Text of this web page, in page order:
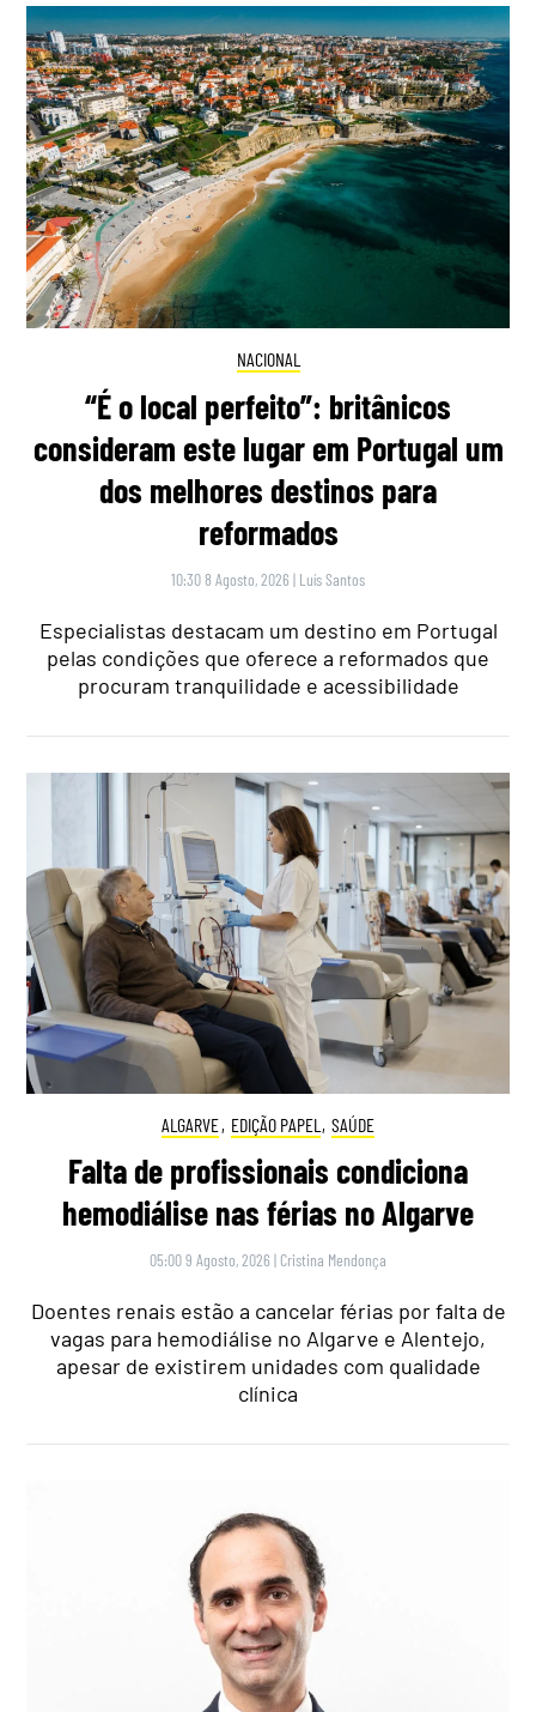
NACIONAL
“É o local perfeito”: britânicos
consideram este lugar em Portugal um
dos melhores destinos para
reformados
10:30 8 Agosto, 2026 | Luís Santos
Especialistas destacam um destino em Portugal
pelas condições que oferece a reformados que
procuram tranquilidade e acessibilidade
ALGARVE, EDIÇÃO PAPEL , SAÚDE
Falta de profissionais condiciona
hemodiálise nas férias no Algarve
05:00 9 Agosto, 2026 | Cristina Mendonça
Doentes renais estão a cancelar férias por falta de
vagas para hemodiálise no Algarve e Alentejo,
apesar de existirem unidades com qualidade
clínica